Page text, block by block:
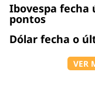
Ibovespa fecha
pontos
Dólar fecha o
VER